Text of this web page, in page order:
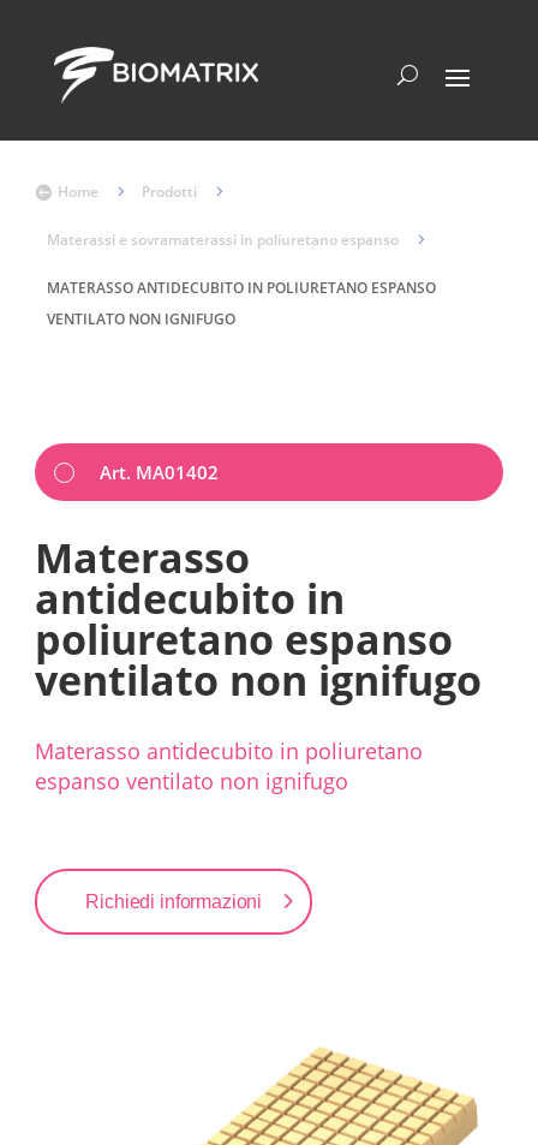
 Home 5 Prodotti 5
Materassi e sovramaterassi in poliuretano espanso 5
MATERASSO ANTIDECUBITO IN POLIURETANO ESPANSO
VENTILATO NON IGNIFUGO
Art. MA01402
Materasso
antidecubito in
poliuretano espanso
ventilato non ignifugo
Materasso antidecubito in poliuretano
espanso ventilato non ignifugo
Richiedi informazioni